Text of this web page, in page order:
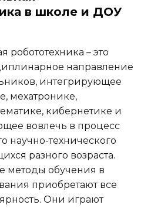
в школе и ДОУ
робототехника – это
направление
интегрирующее
мехатронике,
кибернетике и
вовлечь в процесс
научно-технического
разного возраста.
методы обучения в
приобретают все
Они играют